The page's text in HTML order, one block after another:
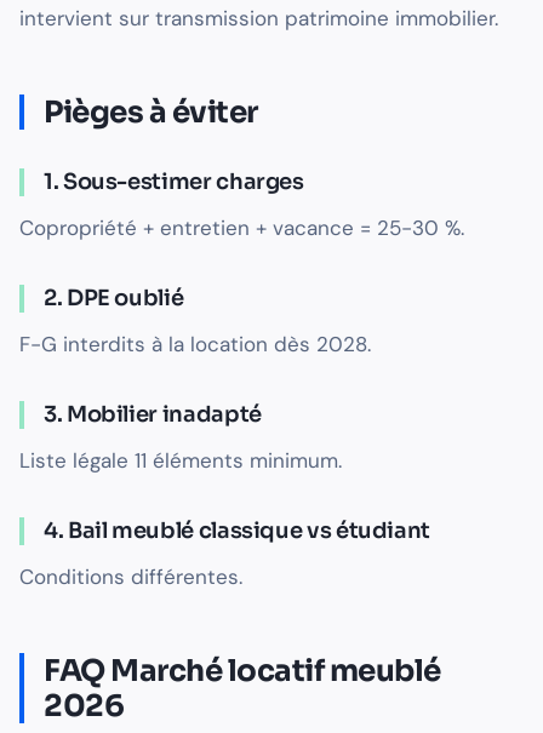
intervient sur transmission patrimoine immobilier.
Pièges à éviter
1. Sous-estimer charges
Copropriété + entretien + vacance = 25-30 %.
2. DPE oublié
F-G interdits à la location dès 2028.
3. Mobilier inadapté
Liste légale 11 éléments minimum.
4. Bail meublé classique vs étudiant
Conditions différentes.
FAQ Marché locatif meublé
2026